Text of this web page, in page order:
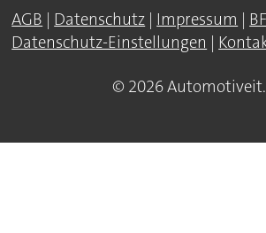
AGB | Datenschutz | Impressum |
Datenschutz-Einstellungen |
© 2026